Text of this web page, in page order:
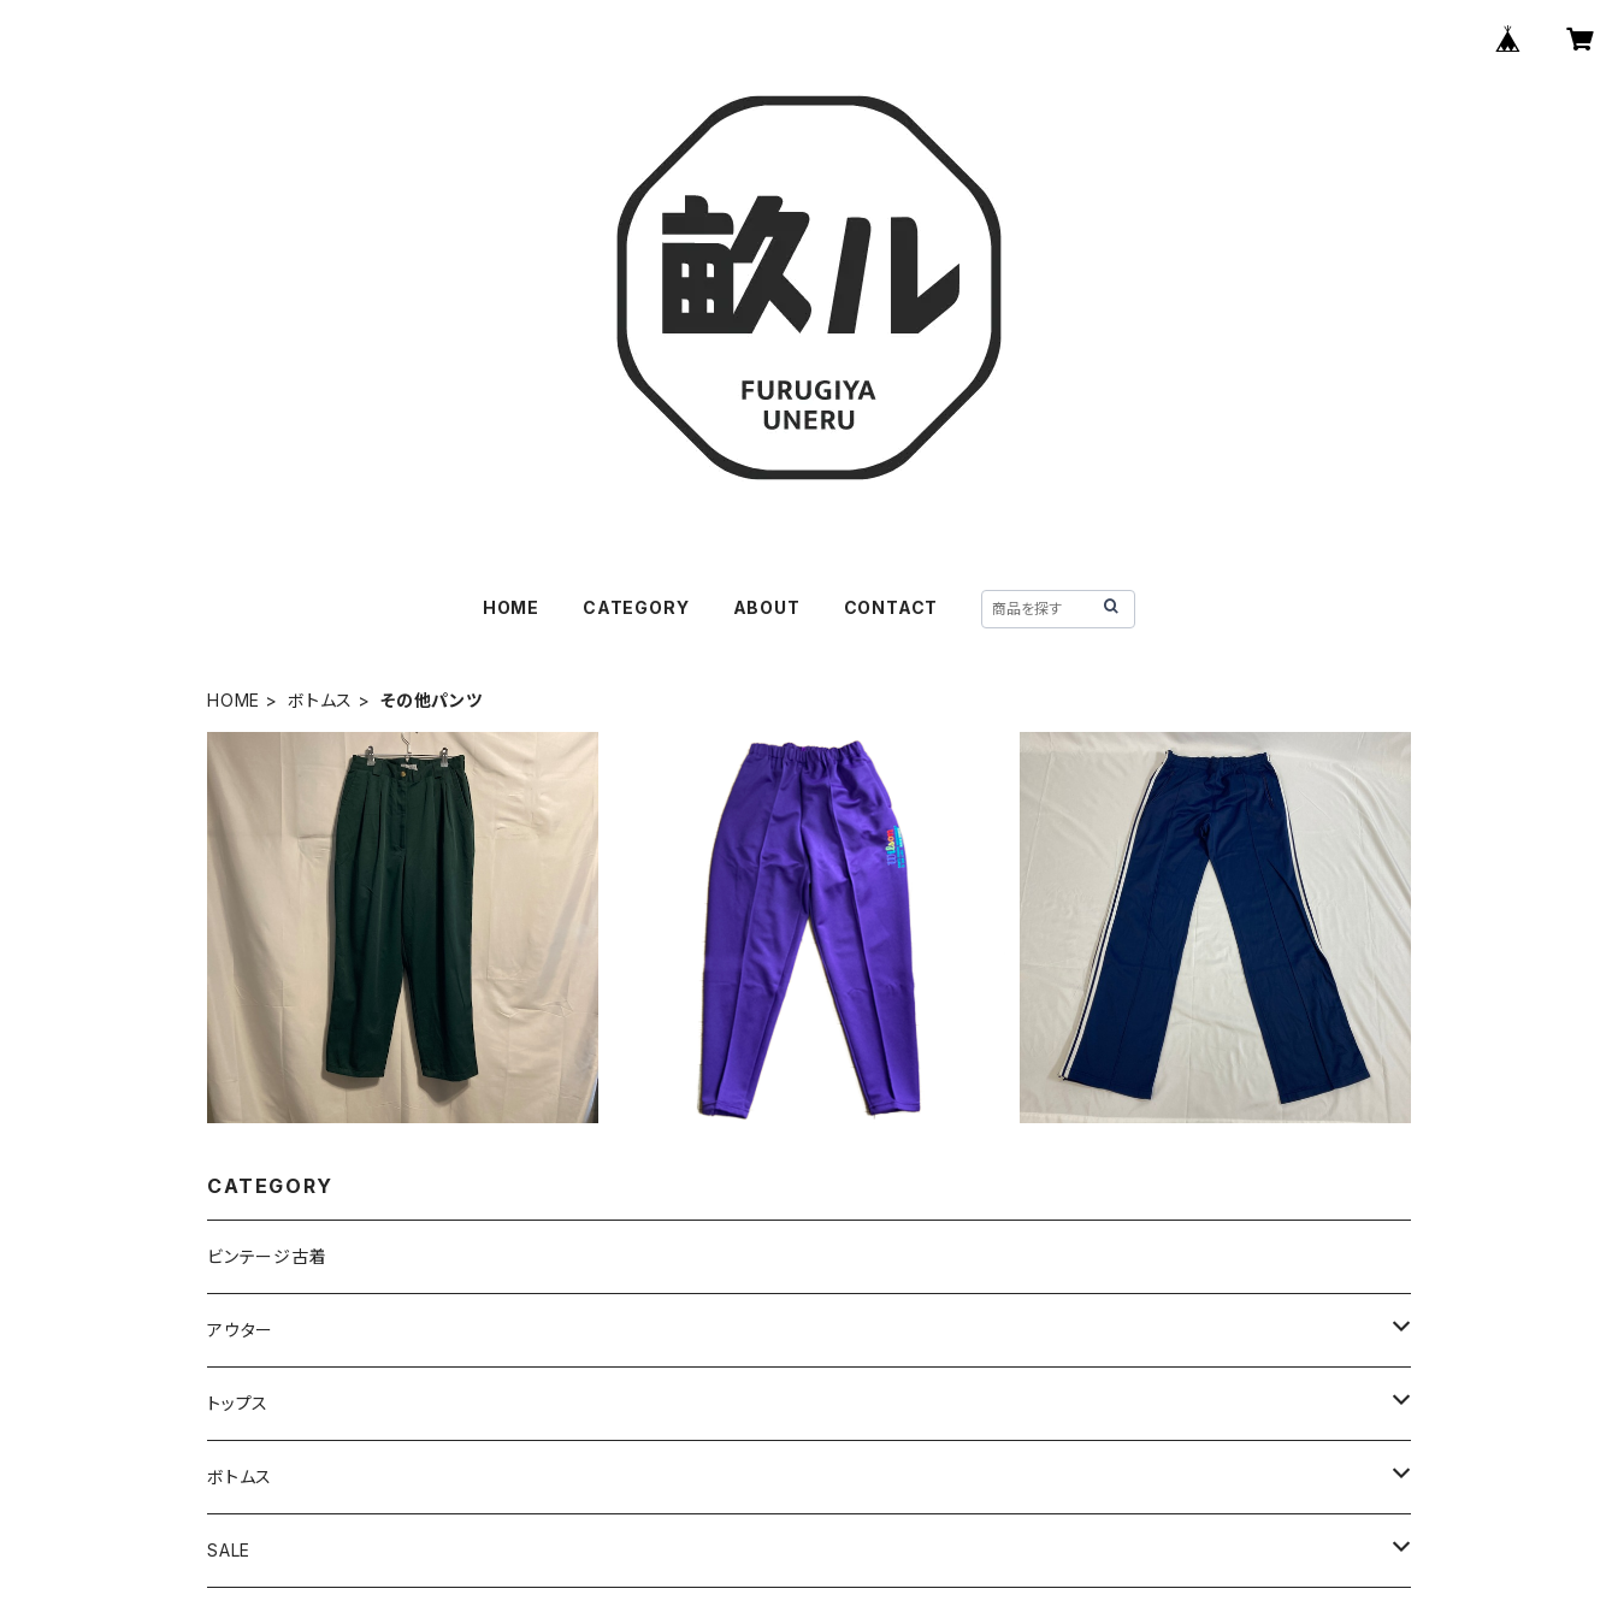
HOME CATEGORY ABOUT CONTACT
HOME ボトムス その他パンツ
イージーワイドパンツ グリーン
50%OFF
90's Wilson トラックパンツ パープル L
デッドストック
¥4,980
SOLD OUT
70's ATP adidas トラックパンツ ネイビ
¥6,822
10%OFF
SOLD OUT
CATEGORY
ビンテージ古着
アウター
アウトドアジャケット
カバーオール
コート
トップス
カーディガン
スウェット
ボトムス
オーバーオール
SALE